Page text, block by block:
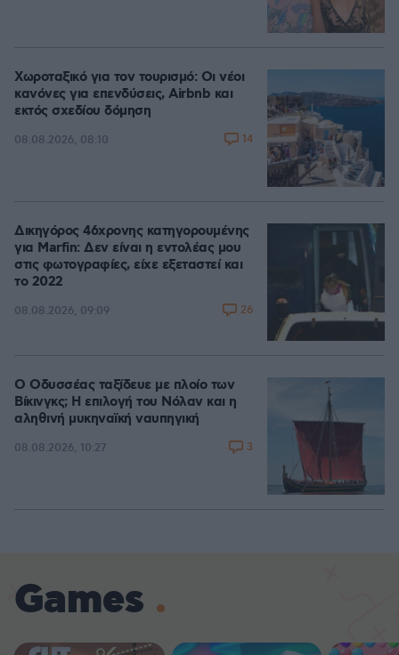
Χωροταξικό για τον τουρισμό: Οι νέοι
κανόνες για επενδύσεις, Airbnb και
εκτός σχεδίου δόμηση
08.08.2026, 08:10 14
Δικηγόρος 46χρονης κατηγορουμένης
για Marfin: Δεν είναι η εντολέας μου
στις φωτογραφίες, είχε εξεταστεί και
το 2022
08.08.2026, 09:09 26
Ο Οδυσσέας ταξίδευε με πλοίο των
Βίκινγκς; Η επιλογή του Νόλαν και η
αληθινή μυκηναϊκή ναυπηγική
08.08.2026, 10:27 3
Games